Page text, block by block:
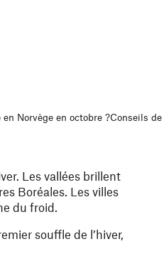
Norvège en octobre ?Conseils de
Les vallées brillent
Boréales. Les villes
du froid.
souffle de l’hiver,